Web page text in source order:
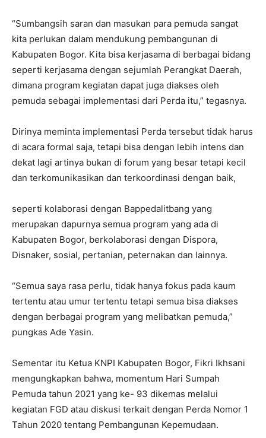
“Sumbangsih saran dan masukan para pemuda sangat
kita perlukan dalam mendukung pembangunan di
Kabupaten Bogor. Kita bisa kerjasama di berbagai bidang
seperti kerjasama dengan sejumlah Perangkat Daerah,
dimana program kegiatan dapat juga diakses oleh
pemuda sebagai implementasi dari Perda itu,” tegasnya.
Dirinya meminta implementasi Perda tersebut tidak harus
di acara formal saja, tetapi bisa dengan lebih intens dan
dekat lagi artinya bukan di forum yang besar tetapi kecil
dan terkomunikasikan dan terkoordinasi dengan baik,
seperti kolaborasi dengan Bappedalitbang yang
merupakan dapurnya semua program yang ada di
Kabupaten Bogor, berkolaborasi dengan Dispora,
Disnaker, sosial, pertanian, peternakan dan lainnya.
“Semua saya rasa perlu, tidak hanya fokus pada kaum
tertentu atau umur tertentu tetapi semua bisa diakses
dengan berbagai program yang melibatkan pemuda,”
pungkas Ade Yasin.
Sementar itu Ketua KNPI Kabupaten Bogor, Fikri Ikhsani
mengungkapkan bahwa, momentum Hari Sumpah
Pemuda tahun 2021 yang ke- 93 dikemas melalui
kegiatan FGD atau diskusi terkait dengan Perda Nomor 1
Tahun 2020 tentang Pembangunan Kepemudaan.